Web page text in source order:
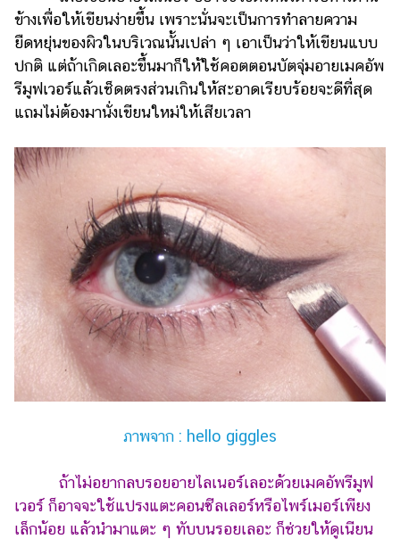
ข้างเพื่อให้เขียนง่ายขึ้น เพราะนั่นจะเป็นการทำลายความ
ยืดหยุ่นของผิวในบริเวณนั้นเปล่า ๆ เอาเป็นว่าให้เขียนแบบ
ปกติ แต่ถ้าเกิดเลอะขึ้นมาก็ให้ใช้คอตตอนบัตจุ่มอายเมคอัพ
รีมูฟเวอร์แล้วเช็ดตรงส่วนเกินให้สะอาดเรียบร้อยจะดีที่สุด
แถมไม่ต้องมานั่งเขียนใหม่ให้เสียเวลา
ภาพจาก : hello giggles
ถ้าไม่อยากลบรอยอายไลเนอร์เลอะด้วยเมคอัพรีมูฟ
เวอร์ ก็อาจจะใช้แปรงแตะคอนซีลเลอร์หรือไพร์เมอร์เพียง
เล็กน้อย แล้วนำมาแตะ ๆ ทับบนรอยเลอะ ก็ช่วยให้ดูเนียน